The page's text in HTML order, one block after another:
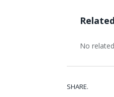
No
SHARE.